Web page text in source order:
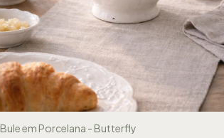
Bule em Porcelana - Butterfly